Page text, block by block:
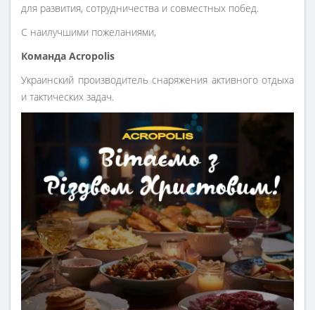
для развития, сотрудничества и совместных побед.
С наилучшими пожеланиями,
Команда Acropolis
Украинский производитель снаряжения активного отдыха
и тактических задач.